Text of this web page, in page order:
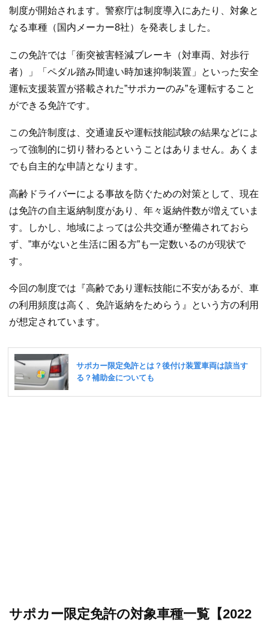
制度が開始されます。警察庁は制度導入にあたり、対象と
なる車種（国内メーカー8社）を発表しました。
この免許では「衝突被害軽減ブレーキ（対車両、対歩行
者）」「ペダル踏み間違い時加速抑制装置」といった安全
運転支援装置が搭載された”サポカーのみ”を運転すること
ができる免許です。
この免許制度は、交通違反や運転技能試験の結果などによ
って強制的に切り替わるということはありません。あくま
でも自主的な申請となります。
高齢ドライバーによる事故を防ぐための対策として、現在
は免許の自主返納制度があり、年々返納件数が増えていま
す。しかし、地域によっては公共交通が整備されておら
ず、”車がないと生活に困る方”も一定数いるのが現状で
す。
今回の制度では『高齢であり運転技能に不安があるが、車
の利用頻度は高く、免許返納をためらう』という方の利用
が想定されています。
サポカー限定免許の対象車種一覧【2022